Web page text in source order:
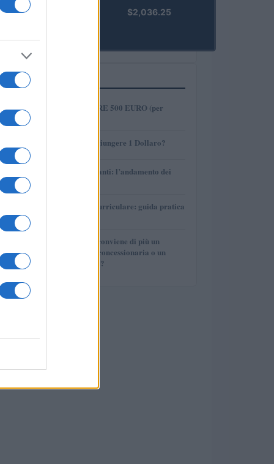
PRIME)
$2,036.25
PIÙ LETTI
1
COME INVESTIRE 500 EURO (per
2 AMP: Potrà Raggiungere 1 Dollaro?
3
Petrolio e carburanti: l’andamento dei
4
Tirocinio extra-curriculare: guida pratica
Per le auto usate conviene di più un
finanziamento in concessionaria o un
prestito personale?